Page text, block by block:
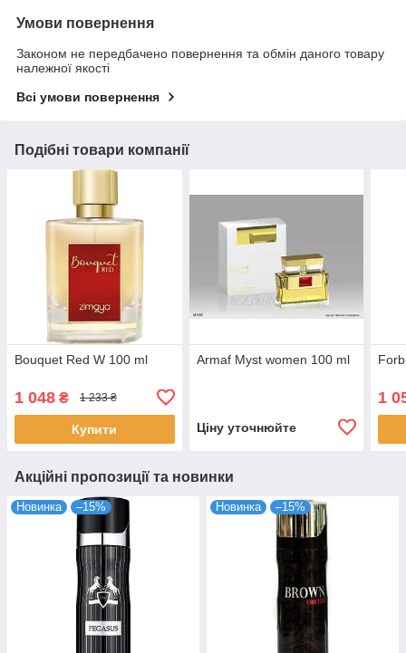
Умови повернення
Законом не передбачено повернення та обмін даного товару
належної якості
Всі умови повернення
Подібні товари компанії
Bouquet Red W 100 ml
1 048 ₴ 1 233 ₴
Купити
Armaf Myst women 100 ml
Ціну уточнюйте
1
Акційні пропозиції та новинки
Новинка –15% Новинка –15%